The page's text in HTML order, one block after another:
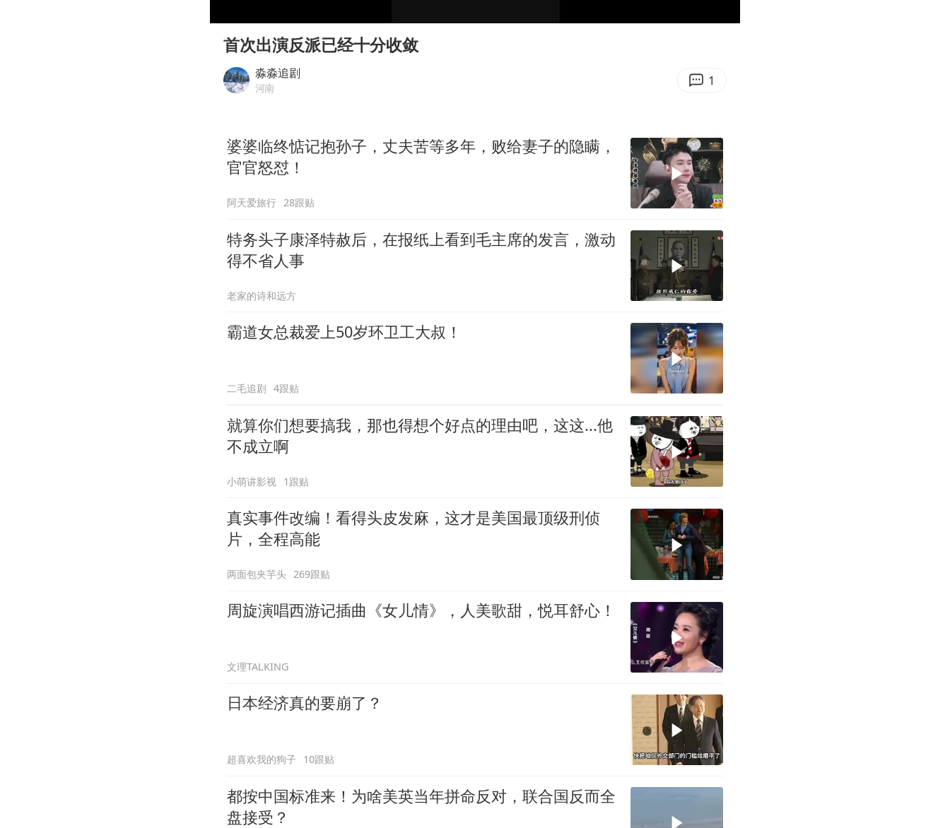
女子利用漏洞0元薅走3000多件家电
24小时不关空调 电费会更低吗
中国养老床位“三连降”
首次出演反派已经十分收敛
淼淼追剧
河南 1
婆婆临终惦记抱孙子，丈夫苦等多年，败给妻子的隐瞒，
官官怒怼！
阿天爱旅行 28跟贴
特务头子康泽特赦后，在报纸上看到毛主席的发言，激动
得不省人事
老家的诗和远方
霸道女总裁爱上50岁环卫工大叔！
二毛追剧 4跟贴
就算你们想要搞我，那也得想个好点的理由吧，这这...他
不成立啊
小萌讲影视 1跟贴
真实事件改编！看得头皮发麻，这才是美国最顶级刑侦
片，全程高能
两面包夹芋头 269跟贴
周旋演唱西游记插曲《女儿情》，人美歌甜，悦耳舒心！
文理TALKING
日本经济真的要崩了？
超喜欢我的狗子 10跟贴
都按中国标准来！为啥美英当年拼命反对，联合国反而全
盘接受？